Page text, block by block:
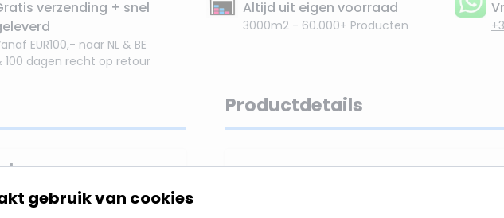
verzending + snel
EUR100,- naar NL & BE
100 dagen recht op retour
Altijd uit eigen voorraad
3000m2 - 60.000+ Producten
koper
cone. De "Dizzy" is
Productdetails
gebruik van cookies